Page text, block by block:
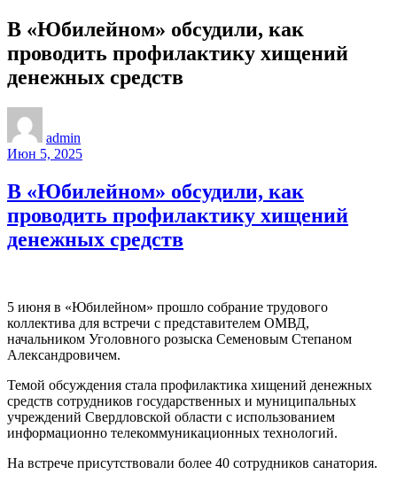
В «Юбилейном» обсудили, как
проводить профилактику хищений
денежных средств
admin
Июн 5, 2025
В «Юбилейном» обсудили, как
проводить профилактику хищений
денежных средств
5 июня в «Юбилейном» прошло собрание трудового
коллектива для встречи с представителем ОМВД,
начальником Уголовного розыска Семеновым Степаном
Александровичем.
Темой обсуждения стала профилактика хищений денежных
средств сотрудников государственных и муниципальных
учреждений Свердловской области с использованием
информационно телекоммуникационных технологий.
На встрече присутствовали более 40 сотрудников санатория.